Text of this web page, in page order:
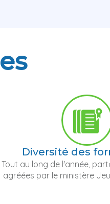
Diversité des
Tout au long de l'année,
agréées par le ministère